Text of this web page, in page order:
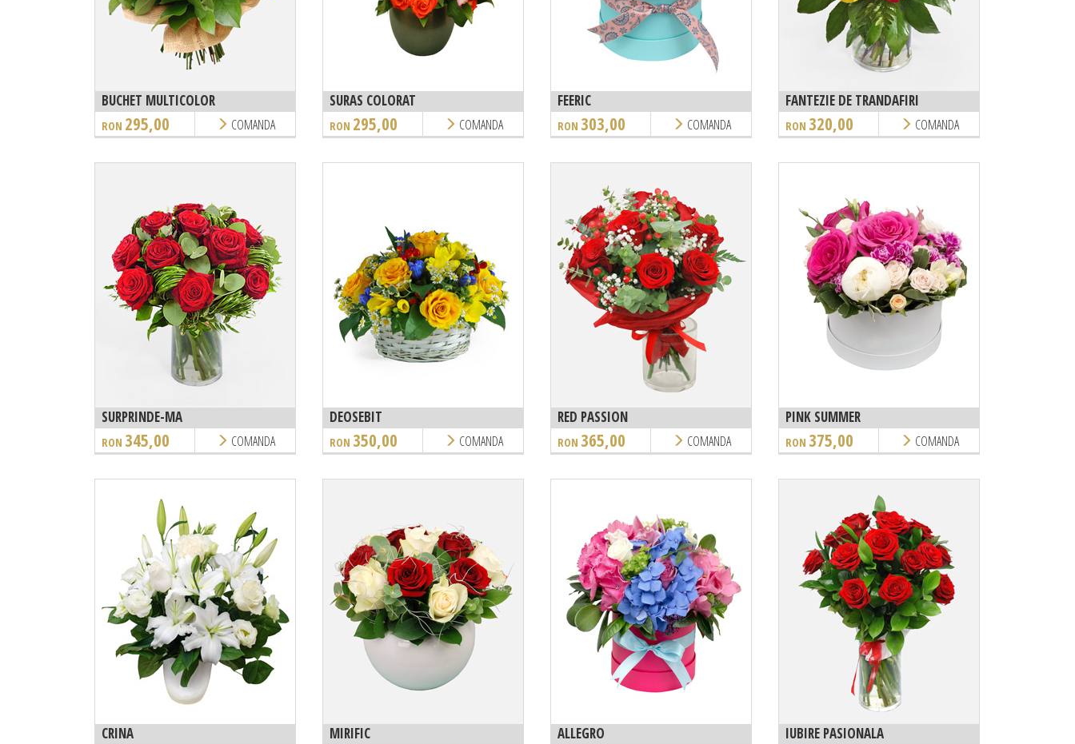
BUCHET MULTICOLOR
RON 295,00 COMANDA
SURAS COLORAT
RON 295,00 COMANDA
FEERIC
RON 303,00 COMANDA
FANTEZIE DE TRANDAFIRI
RON 320,00 COMANDA
SURPRINDE-MA
RON 345,00 COMANDA
DEOSEBIT
RON 350,00 COMANDA
RED PASSION
RON 365,00 COMANDA
PINK SUMMER
RON 375,00 COMANDA
CRINA MIRIFIC ALLEGRO IUBIRE PASIONALA